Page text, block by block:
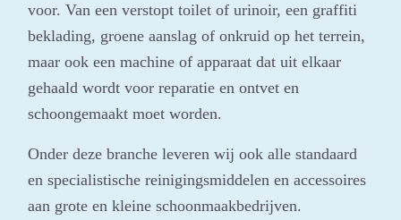
voor. Van een verstopt toilet of urinoir, een graffiti
beklading, groene aanslag of onkruid op het terrein,
maar ook een machine of apparaat dat uit elkaar
gehaald wordt voor reparatie en ontvet en
schoongemaakt moet worden.
Onder deze branche leveren wij ook alle standaard
en specialistische reinigingsmiddelen en accessoires
aan grote en kleine schoonmaakbedrijven.